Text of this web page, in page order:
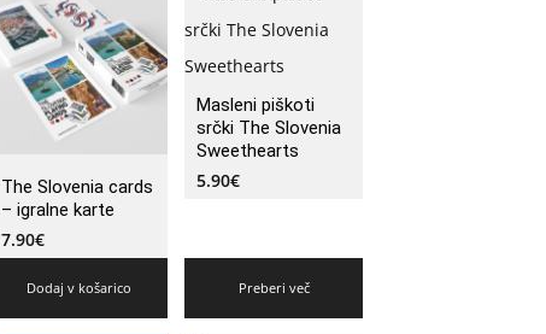
The Slovenia cards
– igralne karte
7.90€
Dodaj v košarico
Masleni piškoti
srčki The Slovenia
Sweethearts
5.90€
Preberi več